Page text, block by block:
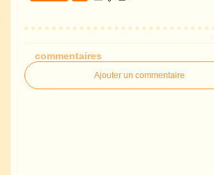
commentaires
Ajouter un commentaire